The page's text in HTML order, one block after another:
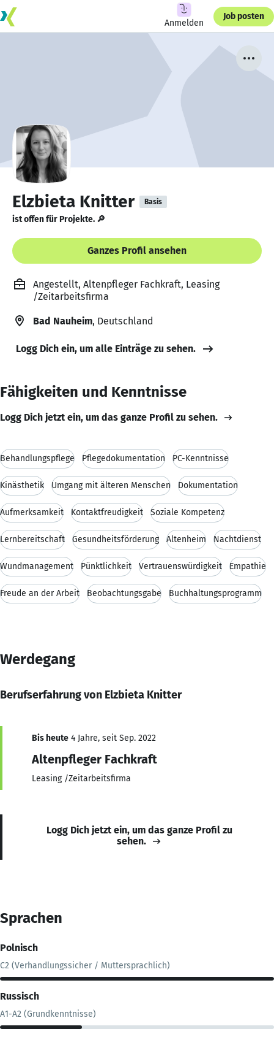
Anmelden
Job posten
Elzbieta Knitter Basis
ist offen für Projekte. 🔎
Ganzes Profil ansehen
Angestellt, Altenpfleger Fachkraft, Leasing
/Zeitarbeitsfirma
Bad Nauheim, Deutschland
Logg Dich ein, um alle Einträge zu sehen.
Fähigkeiten und Kenntnisse
Logg Dich jetzt ein, um das ganze Profil zu sehen.
Behandlungspflege Pflegedokumentation PC-Kenntnisse
Kinästhetik Umgang mit älteren Menschen Dokumentation
Aufmerksamkeit Kontaktfreudigkeit Soziale Kompetenz
Lernbereitschaft Gesundheitsförderung Altenheim Nachtdienst
Wundmanagement Pünktlichkeit Vertrauenswürdigkeit Empathie
Freude an der Arbeit Beobachtungsgabe Buchhaltungsprogramm
Werdegang
Berufserfahrung von Elzbieta Knitter
Bis heute 4 Jahre, seit Sep. 2022
Altenpfleger Fachkraft
Leasing /Zeitarbeitsfirma
Logg Dich jetzt ein, um das ganze Profil zu
sehen.
Sprachen
Polnisch
C2 (Verhandlungssicher / Muttersprachlich)
Russisch
A1-A2 (Grundkenntnisse)